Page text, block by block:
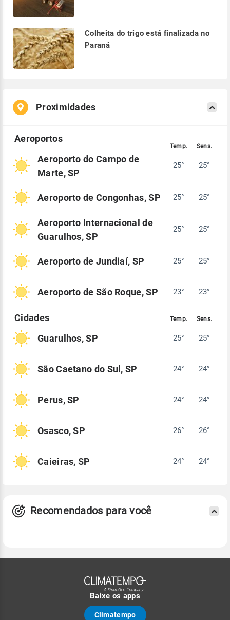
Colheita do trigo está finalizada no
Paraná
Proximidades
Aeroporto do Campo de
Marte, SP
25° 25°
Aeroporto de Congonhas, SP 25° 25°
Aeroporto Internacional de
Guarulhos, SP
25° 25°
Aeroporto de Jundiaí, SP 25° 25°
Aeroporto de São Roque, SP 23° 23°
Guarulhos, SP 25° 25°
São Caetano do Sul, SP 24° 24°
Perus, SP 24° 24°
Osasco, SP 26° 26°
Caieiras, SP 24° 24°
Recomendados para você
Baixe os apps
Climatempo